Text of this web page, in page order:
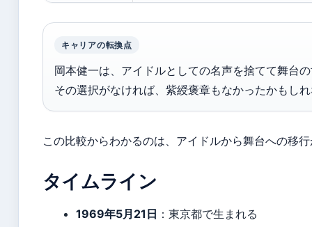
キャリアの転換点
岡本健一は、アイドルとしての名声を捨てて舞台
その選択がなければ、紫綬褒章もなかったかもし
この比較からわかるのは、アイドルから舞台への移
タイムライン
1969年5月21日 ：東京都で生まれる